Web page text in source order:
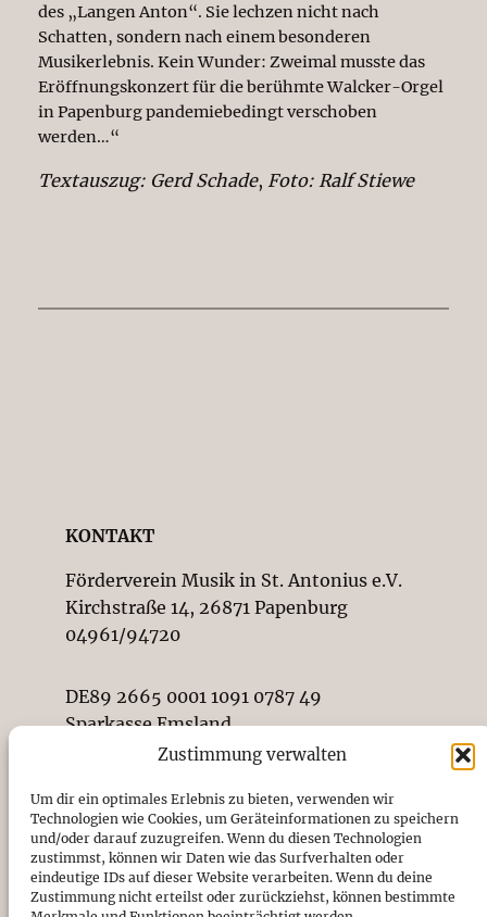
Zustimmung verwalten
Um dir ein optimales Erlebnis zu bieten, verwenden wir
Technologien wie Cookies, um Geräteinformationen zu speichern
und/oder darauf zuzugreifen. Wenn du diesen Technologien
zustimmst, können wir Daten wie das Surfverhalten oder
eindeutige IDs auf dieser Website verarbeiten. Wenn du deine
Zustimmung nicht erteilst oder zurückziehst, können bestimmte
des „Langen Anton“. Sie lechzen nicht nach
Schatten, sondern nach einem besonderen
Musikerlebnis. Kein Wunder: Zweimal musste das
Eröffnungskonzert für die berühmte Walcker-Orgel
in Papenburg pandemiebedingt verschoben
werden…“
Textauszug: Gerd Schade, Foto: Ralf Stiewe
KONTAKT
Förderverein Musik in St. Antonius e.V.
Kirchstraße 14, 26871 Papenburg
04961/94720
DE89 2665 0001 1091 0787 49
Sparkasse Emsland
Vereinsregister-Nr. beim
Impressum
Datenschutz
SUCHEN SIE ETWAS BESTIMMTES?